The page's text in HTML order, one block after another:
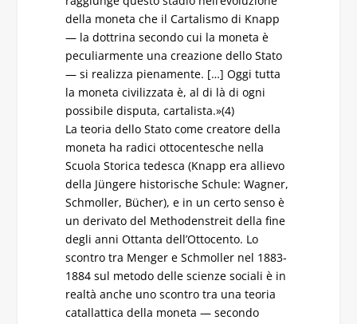
della moneta che il Cartalismo di Knapp
— la dottrina secondo cui la moneta è
peculiarmente una creazione dello Stato
— si realizza pienamente. […] Oggi tutta
la moneta civilizzata è, al di là di ogni
possibile disputa, cartalista.»(4)
La teoria dello Stato come creatore della
moneta ha radici ottocentesche nella
Scuola Storica tedesca (Knapp era allievo
della Jüngere historische Schule: Wagner,
Schmoller, Bücher), e in un certo senso è
un derivato del Methodenstreit della fine
degli anni Ottanta dell’Ottocento. Lo
scontro tra Menger e Schmoller nel 1883-
1884 sul metodo delle scienze sociali è in
realtà anche uno scontro tra una teoria
catallattica della moneta — secondo